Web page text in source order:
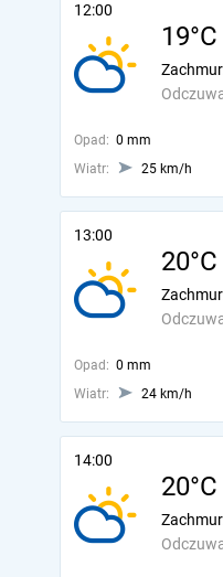
12:00
19°C
Opad: 0 mm
Wiatr:
25 km/h
13:00
20°C
Opad: 0 mm
Wiatr:
24 km/h
14:00
20°C